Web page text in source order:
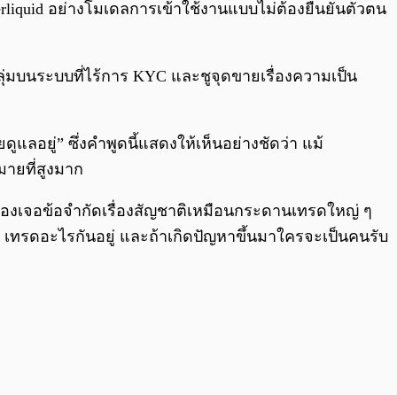
อย่างโมเดลการเข้าใช้งานแบบไม่ต้องยืนยันตัวตน
บนระบบที่ไร้การ KYC และชูจุดขายเรื่องความเป็น
ดูแลอยู่” ซึ่งคำพูดนี้แสดงให้เห็นอย่างชัดว่า แม้
ายที่สูงมาก
งเจอข้อจำกัดเรื่องสัญชาติเหมือนกระดานเทรดใหญ่ ๆ
ทรดอะไรกันอยู่ และถ้าเกิดปัญหาขึ้นมาใครจะเป็นคนรับ